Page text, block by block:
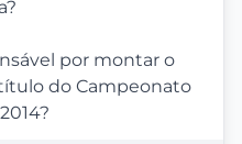
por montar o
do Campeonato